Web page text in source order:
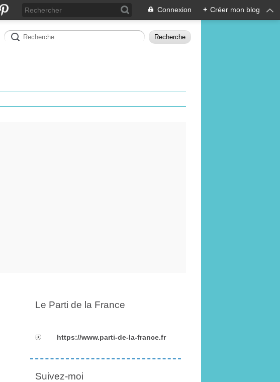
Connexion + Créer mon blog
Le Parti de la France
https://www.parti-de-la-france.fr
Suivez-moi